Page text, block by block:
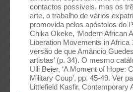
contactos possíveis, mas os
arte, o trabalho de vários
promovida pelos apóstolos do
Chika Okeke, ‘Modern African
Liberation Movements in Africa
versão de que Amâncio
artistas’ (p. 34). O mesmo
Ulli Beier, ‘A Moment of Hope:
Military Coup’, pp. 45-49. Ver
Littlefield Kasfir, Contemporary